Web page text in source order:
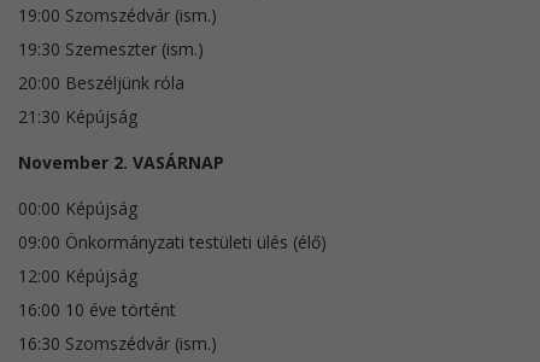
19:00 Szomszédvár (ism.)
19:30 Szemeszter (ism.)
20:00 Beszéljünk róla
21:30 Képújság
November 2. VASÁRNAP
00:00 Képújság
09:00 Önkormányzati testületi ülés (élő)
12:00 Képújság
16:00 10 éve történt
16:30 Szomszédvár (ism.)